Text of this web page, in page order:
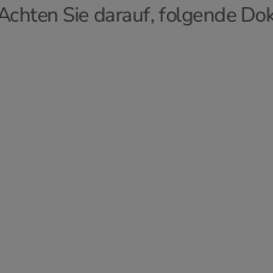
Sie darauf, folgende